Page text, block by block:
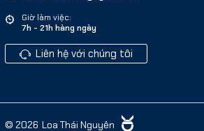
Giờ làm việc:
7h - 21h hàng ngày
Liên hệ với chúng tôi
© 2026 Loa Thái Nguyên